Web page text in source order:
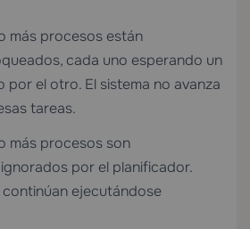
más procesos están
cada uno esperando un
por el otro. El sistema no avanza
tareas.
más procesos son
por el planificador.
ejecutándose